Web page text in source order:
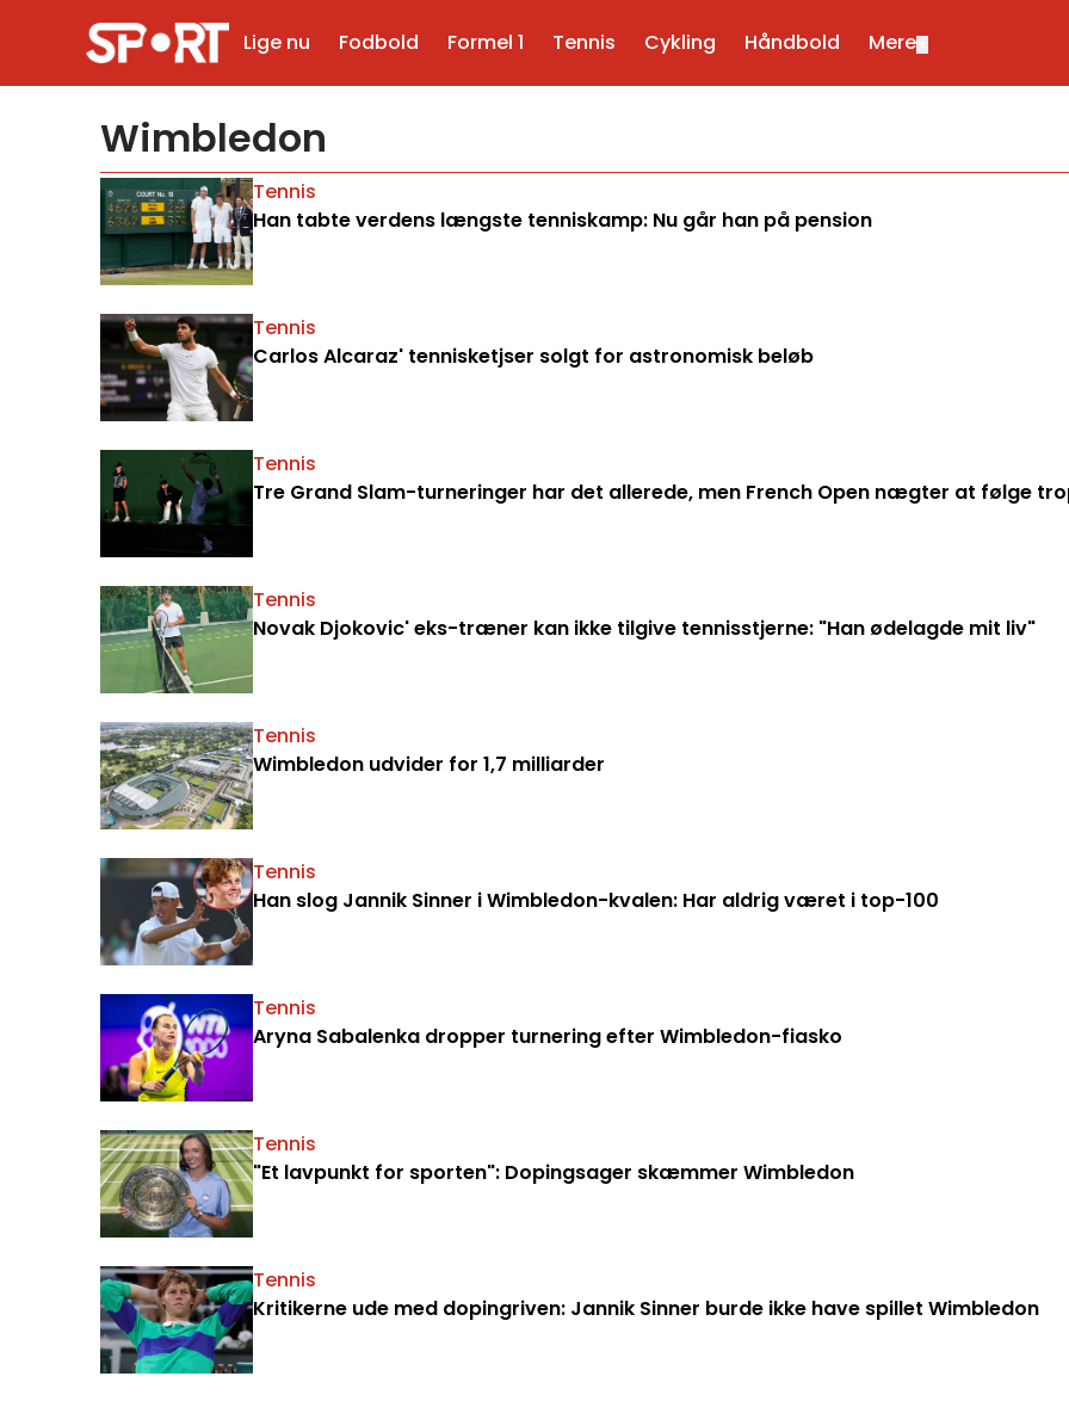
Lige nu Fodbold Formel 1 Tennis Cykling Håndbold Mere
Wimbledon
Tennis
Han tabte verdens længste tenniskamp: Nu går han på pension
Tennis
Carlos Alcaraz' tennisketjser solgt for astronomisk beløb
Tennis
Tre Grand Slam-turneringer har det allerede, men French Open nægter at følge
Tennis
Novak Djokovic' eks-træner kan ikke tilgive tennisstjerne: "Han ødelagde mit liv"
Tennis
Wimbledon udvider for 1,7 milliarder
Tennis
Han slog Jannik Sinner i Wimbledon-kvalen: Har aldrig været i top-100
Tennis
Aryna Sabalenka dropper turnering efter Wimbledon-fiasko
Tennis
"Et lavpunkt for sporten": Dopingsager skæmmer Wimbledon
Tennis
Kritikerne ude med dopingriven: Jannik Sinner burde ikke have spillet Wimbledon